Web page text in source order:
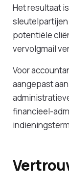
Het resultaat
sleutelpartijen
potentiële
vervolgmail
Voor
aangepast
financieel-